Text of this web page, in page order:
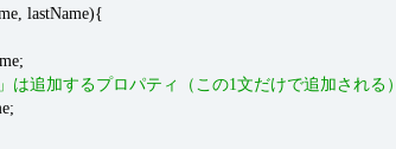
lastName){
は追加するプロパティ（この1文だけで追加される）